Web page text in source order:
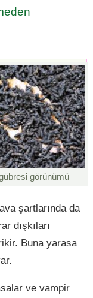
görünümü
şartlarında da
dışkıları
Buna yarasa
ve vampir